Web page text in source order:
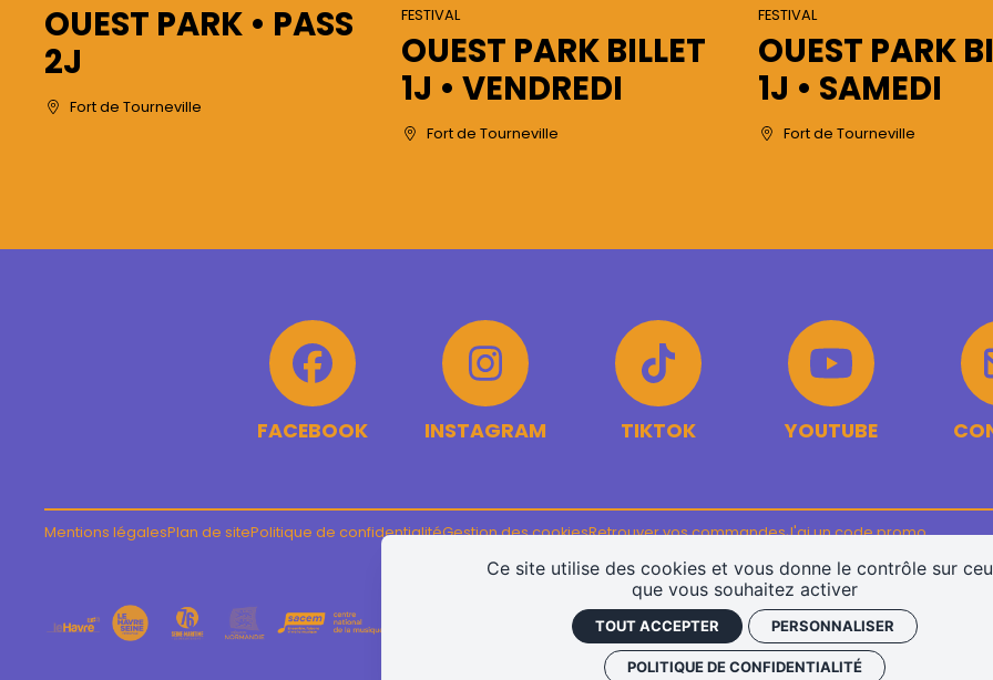
Ce site utilise des cookies et vous donne le contrôle sur
que vous souhaitez activer
TOUT ACCEPTER PERSONNALISER
POLITIQUE DE CONFIDENTIALITÉ
OUEST PARK • PASS
2J
Fort de Tourneville
FESTIVAL
OUEST PARK BILLET
1J • VENDREDI
Fort de Tourneville
FESTIVAL
OUEST PARK
1J • SAMEDI
Fort de Tourneville
FACEBOOK INSTAGRAM TIKTOK YOUTUBE
Mentions légalesPlan de sitePolitique de confidentialitéGestion des cookiesRetrouver vos commandesJ'ai un code promo